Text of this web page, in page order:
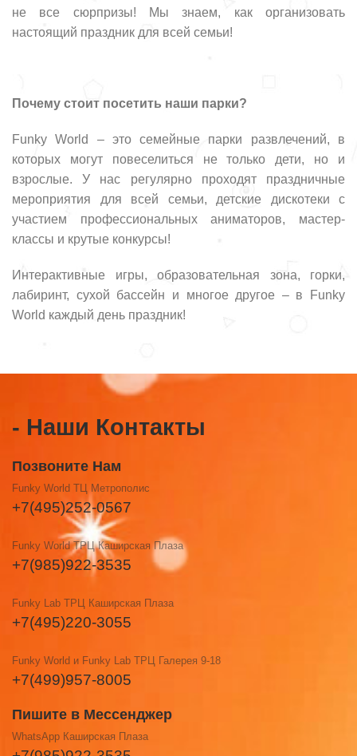
не все сюрпризы! Мы знаем, как организовать
настоящий праздник для всей семьи!
Почему стоит посетить наши парки?
Funky World – это семейные парки развлечений, в
которых могут повеселиться не только дети, но и
взрослые. У нас регулярно проходят праздничные
мероприятия для всей семьи, детские дискотеки с
участием профессиональных аниматоров, мастер-
классы и крутые конкурсы!
Интерактивные игры, образовательная зона, горки,
лабиринт, сухой бассейн и многое другое – в Funky
World каждый день праздник!
- Наши Контакты
Позвоните Нам
Funky World ТЦ Метрополис
+7(495)252-0567
Funky World ТРЦ Каширская Плаза
+7(985)922-3535
Funky Lab ТРЦ Каширская Плаза
+7(495)220-3055
Funky World и Funky Lab ТРЦ Галерея 9-18
+7(499)957-8005
Пишите в Мессенджер
WhatsApp Каширская Плаза